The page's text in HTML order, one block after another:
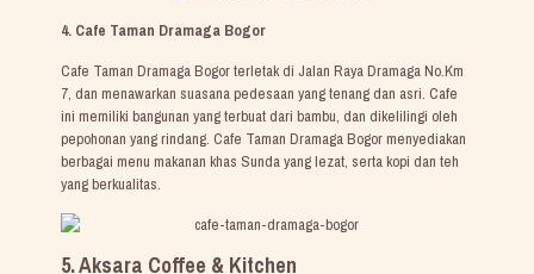
4. Cafe Taman Dramaga Bogor
Cafe Taman Dramaga Bogor terletak di Jalan Raya Dramaga No.Km
7, dan menawarkan suasana pedesaan yang tenang dan asri. Cafe
ini memiliki bangunan yang terbuat dari bambu, dan dikelilingi oleh
pepohonan yang rindang. Cafe Taman Dramaga Bogor menyediakan
berbagai menu makanan khas Sunda yang lezat, serta kopi dan teh
yang berkualitas.
5. Aksara Coffee & Kitchen